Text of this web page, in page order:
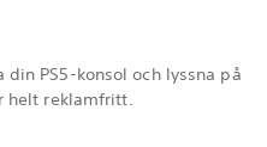
PS5-konsol och lyssna på
helt reklamfritt.